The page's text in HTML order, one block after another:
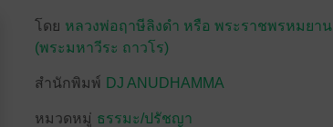
โดย หลวงพ่อฤาษีลิงดำ หรือ พระราชพรหมยาน
(พระมหาวีระ ถาวโร)
สำนักพิมพ์ DJ ANUDHAMMA
หมวดหมู่ ธรรมะ/ปรัชญา